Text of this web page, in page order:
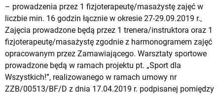
– prowadzenia przez 1 fizjoterapeutę/masażystę zajęć w
liczbie min. 16 godzin łącznie w okresie 27-29.09.2019 r.,
Zajęcia prowadzone będą przez 1 trenera/instruktora oraz 1
fizjoterapeutę/masażystę zgodnie z harmonogramem zajęć
opracowanym przez Zamawiającego. Warsztaty sportowe
prowadzone będą w ramach projektu pt. „Sport dla
Wszystkich!”, realizowanego w ramach umowy nr
ZZB/00513/BF/D z dnia 17.04.2019 r. podpisanej pomiędzy